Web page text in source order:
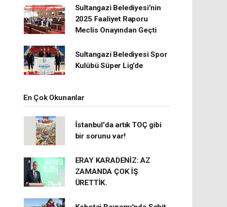
Sultangazi Belediyesi’nin
2025 Faaliyet Raporu
Meclis Onayından Geçti
Sultangazi Belediyesi Spor
Kulübü Süper Lig’de
En Çok Okunanlar
İstanbul'da artık TOÇ gibi
bir sorunu var!
ERAY KARADENİZ: AZ
ZAMANDA ÇOK İŞ
ÜRETTİK.